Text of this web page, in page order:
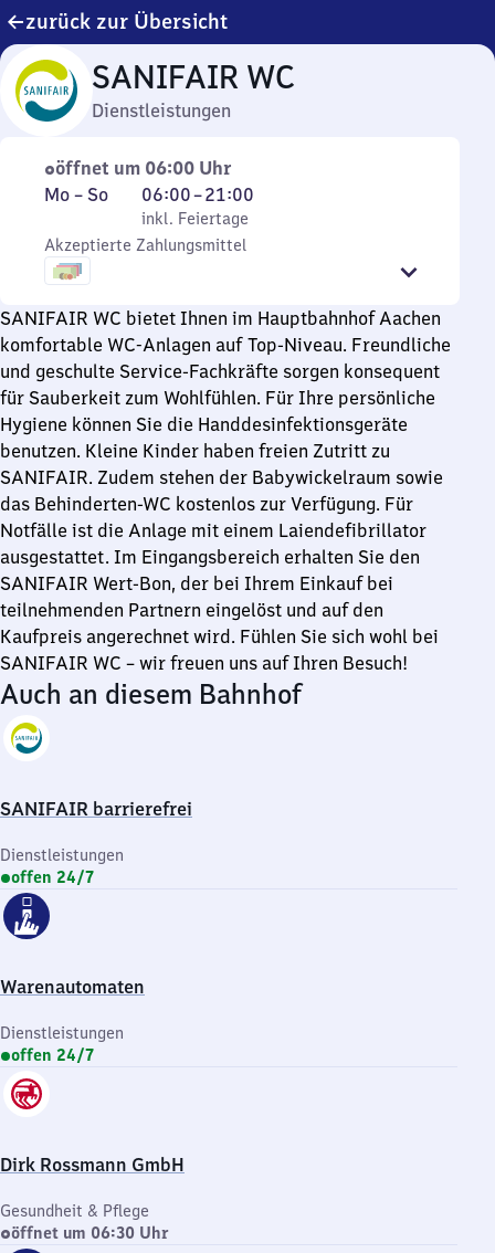
zurück zur Übersicht
SANIFAIR WC
Dienstleistungen
öffnet um 06:00 Uhr
Montag
Sonntag
Mo – So,
inkl. Feiertage
06:00–21:00
Von
6
Uhr
Uhr
inkl. Feiertage
Akzeptierte Zahlungsmittel
SANIFAIR WC bietet Ihnen im Hauptbahnhof Aachen
komfortable WC-Anlagen auf Top-Niveau. Freundliche
und geschulte Service-Fachkräfte sorgen konsequent
für Sauberkeit zum Wohlfühlen. Für Ihre persönliche
Hygiene können Sie die Handdesinfektionsgeräte
benutzen. Kleine Kinder haben freien Zutritt zu
SANIFAIR. Zudem stehen der Babywickelraum sowie
das Behinderten-WC kostenlos zur Verfügung. Für
Notfälle ist die Anlage mit einem Laiendefibrillator
ausgestattet. Im Eingangsbereich erhalten Sie den
SANIFAIR Wert-Bon, der bei Ihrem Einkauf bei
teilnehmenden Partnern eingelöst und auf den
Kaufpreis angerechnet wird. Fühlen Sie sich wohl bei
SANIFAIR WC – wir freuen uns auf Ihren Besuch!
Auch an diesem Bahnhof
SANIFAIR barrierefrei
Dienstleistungen
offen 24/7
Warenautomaten
Dienstleistungen
offen 24/7
Dirk Rossmann GmbH
Gesundheit & Pflege
öffnet um 06:30 Uhr